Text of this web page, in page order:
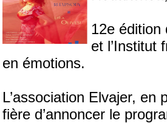
12e édition
et l’Institut
en émotions.
L’association Elvajer, en
fière d’annoncer le